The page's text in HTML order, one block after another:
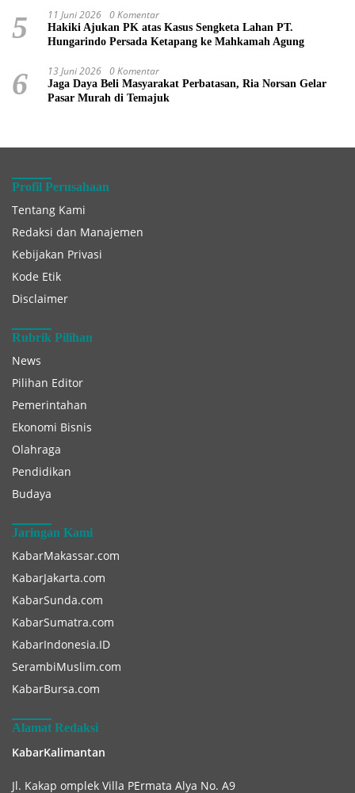
5 11 Juni 2026 0 Komentar
Hakiki Ajukan PK atas Kasus Sengketa Lahan PT.
Hungarindo Persada Ketapang ke Mahkamah Agung
6 13 Juni 2026 0 Komentar
Jaga Daya Beli Masyarakat Perbatasan, Ria Norsan Gelar
Pasar Murah di Temajuk
Profil Perusahaan
Tentang Kami
Redaksi dan Manajemen
Kebijakan Privasi
Kode Etik
Disclaimer
Rubrik Pilihan
News
Pilihan Editor
Pemerintahan
Ekonomi Bisnis
Olahraga
Pendidikan
Budaya
Jaringan Kami
KabarMakassar.com
KabarJakarta.com
KabarSunda.com
KabarSumatra.com
KabarIndonesia.ID
SerambiMuslim.com
KabarBursa.com
Alamat Redaksi
KabarKalimantan
Jl. Kakap omplek Villa PErmata Alya No. A9